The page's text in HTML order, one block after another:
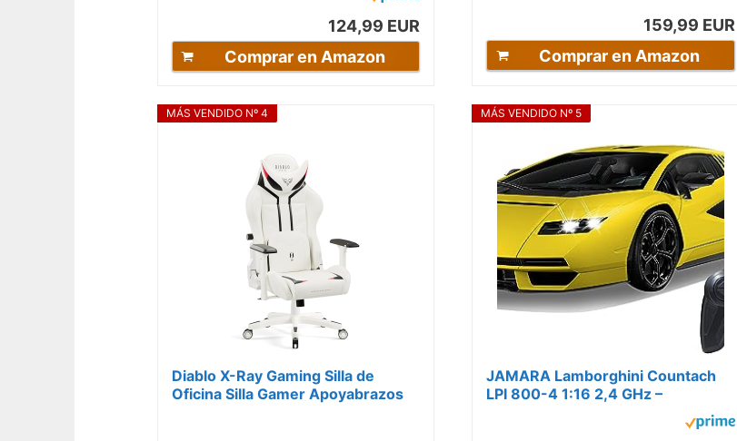
124,99 EUR
Comprar en Amazon
159,99 EUR
Comprar en Amazon
MÁS VENDIDO Nº 4
Diablo X-Ray Gaming Silla de
Oficina Silla Gamer Apoyabrazos
MÁS VENDIDO Nº 5
JAMARA Lamborghini Countach
LPI 800-4 1:16 2,4 GHz –
Parabrisas Transparente, luz LED,